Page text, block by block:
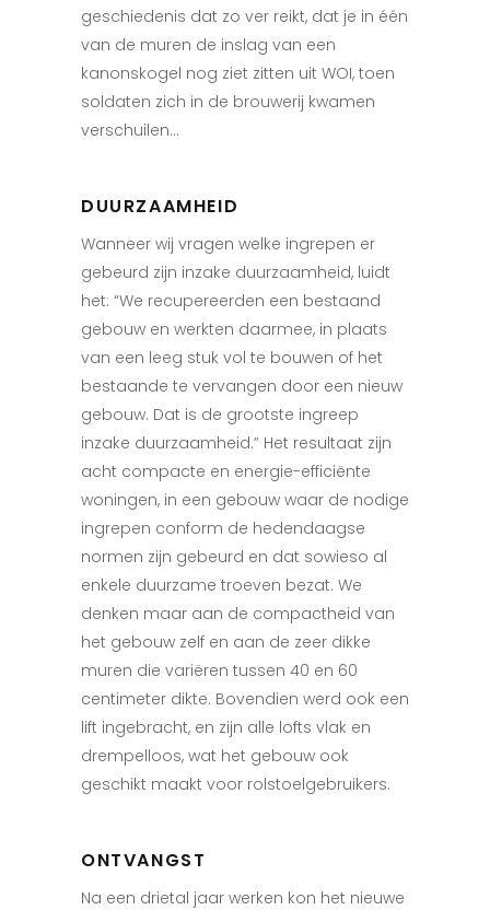
geschiedenis dat zo ver reikt, dat je in één
van de muren de inslag van een
kanonskogel nog ziet zitten uit WOI, toen
soldaten zich in de brouwerij kwamen
verschuilen…
DUURZAAMHEID
Wanneer wij vragen welke ingrepen er
gebeurd zijn inzake duurzaamheid, luidt
het: “We recupereerden een bestaand
gebouw en werkten daarmee, in plaats
van een leeg stuk vol te bouwen of het
bestaande te vervangen door een nieuw
gebouw. Dat is de grootste ingreep
inzake duurzaamheid.” Het resultaat zijn
acht compacte en energie-efficiënte
woningen, in een gebouw waar de nodige
ingrepen conform de hedendaagse
normen zijn gebeurd en dat sowieso al
enkele duurzame troeven bezat. We
denken maar aan de compactheid van
het gebouw zelf en aan de zeer dikke
muren die variëren tussen 40 en 60
centimeter dikte. Bovendien werd ook een
lift ingebracht, en zijn alle lofts vlak en
drempelloos, wat het gebouw ook
geschikt maakt voor rolstoelgebruikers.
ONTVANGST
Na een drietal jaar werken kon het nieuwe